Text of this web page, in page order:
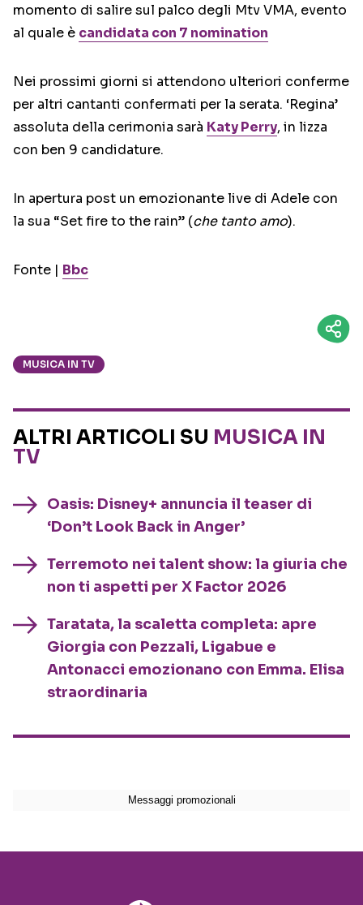
momento di salire sul palco degli Mtv VMA, evento
al quale è candidata con 7 nomination
Nei prossimi giorni si attendono ulteriori conferme
per altri cantanti confermati per la serata. ‘Regina’
assoluta della cerimonia sarà Katy Perry, in lizza
con ben 9 candidature.
In apertura post un emozionante live di Adele con
la sua “Set fire to the rain” (che tanto amo).
Fonte | Bbc
MUSICA IN TV
ALTRI ARTICOLI SU MUSICA IN
TV
Oasis: Disney+ annuncia il teaser di
‘Don’t Look Back in Anger’
Terremoto nei talent show: la giuria che
non ti aspetti per X Factor 2026
Taratata, la scaletta completa: apre
Giorgia con Pezzali, Ligabue e
Antonacci emozionano con Emma. Elisa
straordinaria